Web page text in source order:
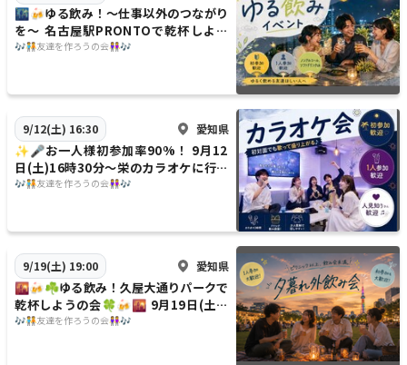
🌃🍻ゆる飲み！〜仕事以外のつながり
を〜 名古屋駅PRONTOで乾杯しよう
の会🍻🌃 9月11日(金)19時〜
🎶🧑‍🤝‍🧑友達を作ろうの会👭🎶
9/12(土) 16:30 愛知県
✨️🎤お一人様初参加率90%！ 9月12
日(土)16時30分〜栄のカラオケに行こ
うの会🎤✨️
🎶🧑‍🤝‍🧑友達を作ろうの会👭🎶
9/19(土) 19:00 愛知県
🌇🍻☘️ゆる飲み！久屋大通りパークで
乾杯しようの会🍀🍻🌇 9月19日(土)1
9時〜
🎶🧑‍🤝‍🧑友達を作ろうの会👭🎶